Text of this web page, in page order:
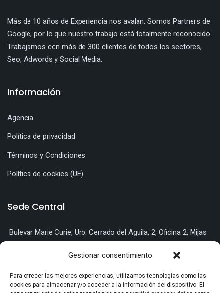
Gestionar consentimiento
Para ofrecer las mejores experiencias, utilizamos tecnologías como las
cookies para almacenar y/o acceder a la información del dispositivo. El
Más de 10 años de Experiencia nos avalan. Somos Partners de
Google, por lo que nuestro trabajo está totalmente reconocido.
Trabajamos con más de 300 clientes de todos los sectores,
Seo, Adwords y Social Media.
Información
Agencia
Política de privacidad
Términos y Condiciones
Política de cookies (UE)
Sede Central
Bulevar Marie Curie, Urb. Cerrado del Aguila, 2, Oficina 2, Mijas
info@pontesal.com